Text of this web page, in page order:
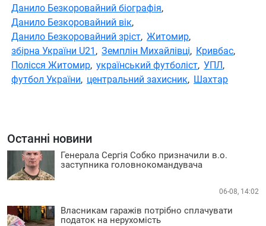
Данило Безкоровайний біографія,
Данило Безкоровайний вік,
Данило Безкоровайний зріст, Житомир,
збірна України U21 , Земплін Михайлівці, Кривбас,
Полісся Житомир, український футболіст, УПЛ,
футбол України, центральний захисник, Шахтар
Останні новини
Генерала Сергія Собко призначили в.о.
заступника головнокомандувача
06-08, 14:02
Власникам гаражів потрібно сплачувати
податок на нерухомість